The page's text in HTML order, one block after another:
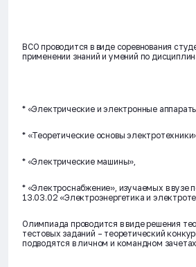
ВСО проводится в виде соревнования
применении знаний и умений по
* «Электрические и электронные
* «Теоретические основы
* «Электрические машины»,
* «Электроснабжение», изучаемых в вузе
13.03.02 «Электроэнергетика и
Олимпиада проводится в виде решения
тестовых заданий – теоретический
подводятся в личном и командном